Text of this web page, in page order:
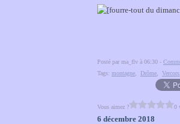
Posté par ma_flv à 06:30 -
Tags: montagne Drôme Vercors
Vous aimez ? 0
6 décembre 2018